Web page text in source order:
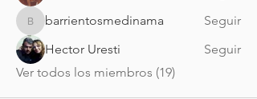
barrientosmedinama
barrientosmedinama
Seguir
Hector Uresti
Seguir
Ver todos los miembros (19)